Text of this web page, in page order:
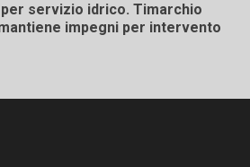
per servizio idrico. Timarchio
impegni per intervento